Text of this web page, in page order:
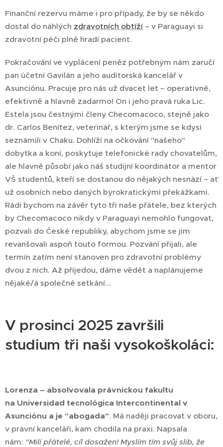
Finanční rezervu máme i pro případy, že by se někdo
dostal do náhlých zdravotních obtíží– v Paraguayi si
zdravotní péči plně hradí pacient.
Pokračování ve vyplácení peněz potřebným nám zaručí
pan účetní Gavilán a jeho auditorská kancelář v
Asunciónu. Pracuje pro nás už dvacet let – operativně,
efektivně a hlavně zadarmo! On i jeho pravá ruka Lic.
Estela jsou čestnými členy Checomacoco, stejně jako
dr. Carlos Benítez, veterinář, s kterým jsme se kdysi
seznámili v Chaku. Dohlíží na očkování "našeho"
dobytka a koní, poskytuje telefonické rady chovatelům,
ale hlavně působí jako náš studijní koordinátor a mentor
VŠ studentů, kteří se dostanou do nějakých nesnází – ať
už osobních nebo daných byrokratickými překážkami.
Rádi bychom na závěr tyto tři naše přátele, bez kterých
by Checomacoco nikdy v Paraguayi nemohlo fungovat,
pozvali do České republiky, abychom jsme se jim
revanšovali aspoň touto formou. Pozvání přijali, ale
termín zatím není stanoven pro zdravotní problémy
dvou z nich. Až přijedou, dáme vědět a naplánujeme
nějaké/á společné setkání...
V prosinci 2025 završili
studium tři naši vysokoškoláci:
Lorenza – absolvovala právnickou fakultu
na Universidad tecnológica Intercontinental v
Asunciónu a je "abogada". Má naději pracovat v oboru,
v právní kanceláři, kam chodila na praxi. Napsala
nám: "Milí přátelé, cíl dosažen! Myslím tím svůj slib, že